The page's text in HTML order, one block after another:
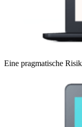
Eine pragmatische